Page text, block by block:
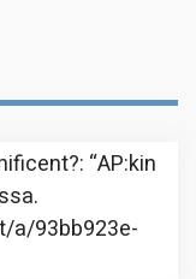
: “AP:kin
a/93bb923e-